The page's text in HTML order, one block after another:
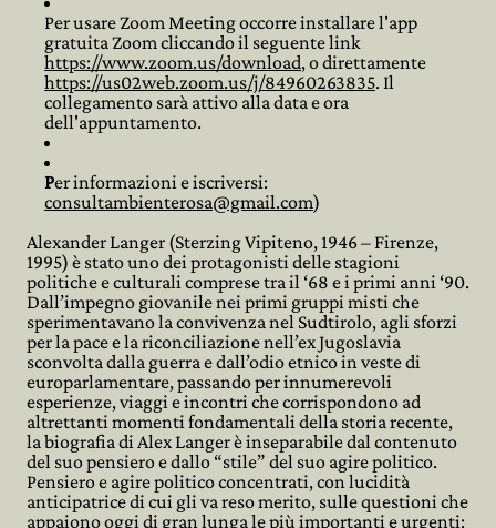
Per usare Zoom Meeting occorre installare l'app
gratuita Zoom cliccando il seguente link
https://www.zoom.us/download, o direttamente
https://us02web.zoom.us/j/84960263835. Il
collegamento sarà attivo alla data e ora
dell'appuntamento.
Per informazioni e iscriversi:
consultambienterosa@gmail.com)
Alexander Langer (Sterzing Vipiteno, 1946 – Firenze,
1995) è stato uno dei protagonisti delle stagioni
politiche e culturali comprese tra il ‘68 e i primi anni ‘90.
Dall’impegno giovanile nei primi gruppi misti che
sperimentavano la convivenza nel Sudtirolo, agli sforzi
per la pace e la riconciliazione nell’ex Jugoslavia
sconvolta dalla guerra e dall’odio etnico in veste di
europarlamentare, passando per innumerevoli
esperienze, viaggi e incontri che corrispondono ad
altrettanti momenti fondamentali della storia recente,
la biografia di Alex Langer è inseparabile dal contenuto
del suo pensiero e dallo “stile” del suo agire politico.
Pensiero e agire politico concentrati, con lucidità
anticipatrice di cui gli va reso merito, sulle questioni che
appaiono oggi di gran lunga le più importanti e urgenti: